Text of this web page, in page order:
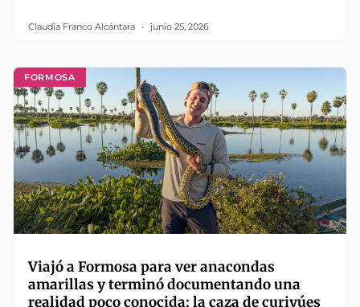
Claudia Franco Alcántara junio 25, 2026
FORMOSA
Viajó a Formosa para ver anacondas
amarillas y terminó documentando una
realidad poco conocida: la caza de curiyúes